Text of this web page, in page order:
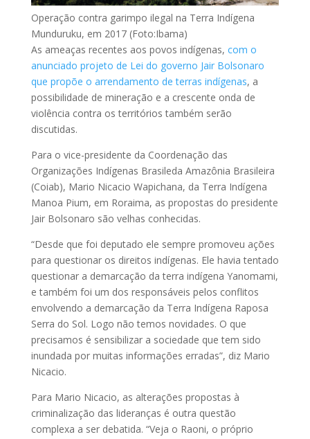
Operação contra garimpo ilegal na Terra Indígena
Munduruku, em 2017 (Foto:Ibama)
As ameaças recentes aos povos indígenas, com o
anunciado projeto de Lei do governo Jair Bolsonaro
que propõe o arrendamento de terras indígenas, a
possibilidade de mineração e a crescente onda de
violência contra os territórios também serão
discutidas.
Para o vice-presidente da Coordenação das
Organizações Indígenas Brasileda Amazônia Brasileira
(Coiab), Mario Nicacio Wapichana, da Terra Indígena
Manoa Pium, em Roraima, as propostas do presidente
Jair Bolsonaro são velhas conhecidas.
“Desde que foi deputado ele sempre promoveu ações
para questionar os direitos indígenas. Ele havia tentado
questionar a demarcação da terra indígena Yanomami,
e também foi um dos responsáveis pelos conflitos
envolvendo a demarcação da Terra Indígena Raposa
Serra do Sol. Logo não temos novidades. O que
precisamos é sensibilizar a sociedade que tem sido
inundada por muitas informações erradas”, diz Mario
Nicacio.
Para Mario Nicacio, as alterações propostas à
criminalização das lideranças é outra questão
complexa a ser debatida. “Veja o Raoni, o próprio